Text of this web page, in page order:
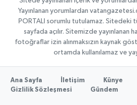
Yayınlanan yorumlardan
PORTALI sorumlu tutulamaz. Sitedeki
sayfada açılır. Sitemizde yayınlanan
fotoğraflar izin alınmaksızın kaynak
ortamda kullanılamaz ve
Ana Sayfa İletişim
Künye
Gizlilik Sözleşmesi
Gündem